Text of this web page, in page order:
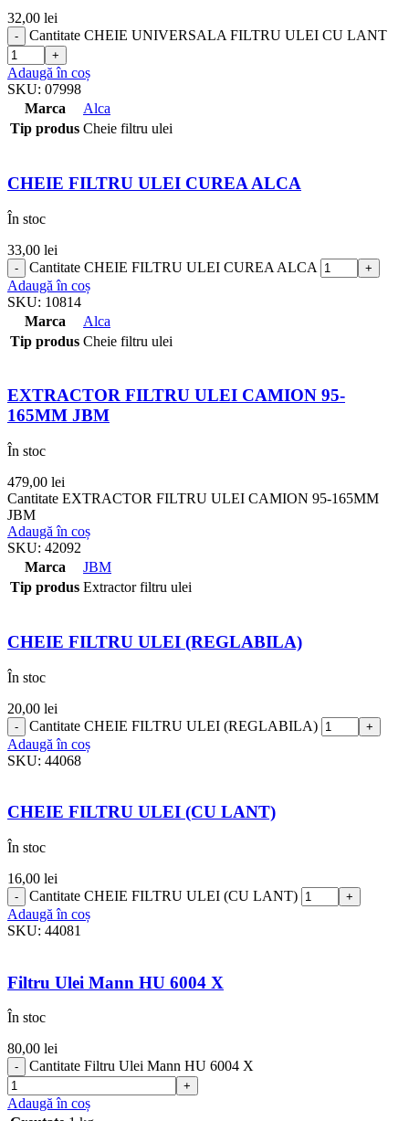
32,00 lei
Cantitate CHEIE UNIVERSALA FILTRU ULEI CU LANT
Adaugă în coș
SKU: 07998
Marca
Alca
Tip produs Cheie filtru ulei
CHEIE FILTRU ULEI CUREA ALCA
În stoc
33,00 lei
Cantitate CHEIE FILTRU ULEI CUREA ALCA
Adaugă în coș
SKU: 10814
Marca
Alca
Tip produs Cheie filtru ulei
EXTRACTOR FILTRU ULEI CAMION 95-
165MM JBM
În stoc
479,00 lei
Cantitate EXTRACTOR FILTRU ULEI CAMION 95-165MM
JBM
Adaugă în coș
SKU: 42092
Marca
JBM
Tip produs Extractor filtru ulei
CHEIE FILTRU ULEI (REGLABILA)
În stoc
20,00 lei
Cantitate CHEIE FILTRU ULEI (REGLABILA)
Adaugă în coș
SKU: 44068
CHEIE FILTRU ULEI (CU LANT)
În stoc
16,00 lei
Cantitate CHEIE FILTRU ULEI (CU LANT)
Adaugă în coș
SKU: 44081
Filtru Ulei Mann HU 6004 X
În stoc
80,00 lei
Cantitate Filtru Ulei Mann HU 6004 X
Adaugă în coș